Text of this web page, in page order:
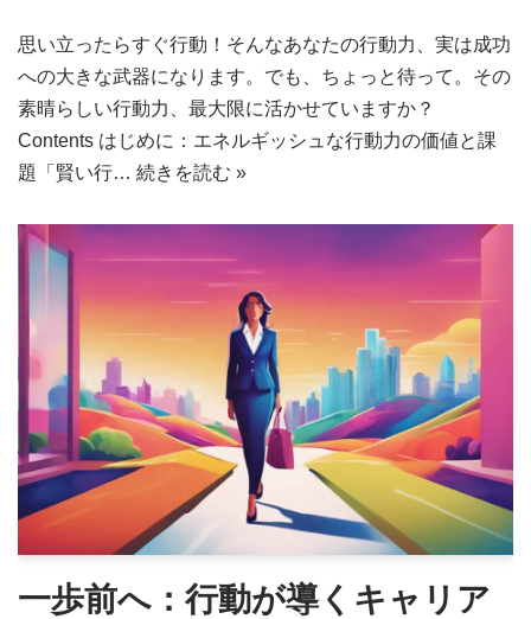
思い立ったらすぐ行動！そんなあなたの行動力、実は成功
への大きな武器になります。でも、ちょっと待って。その
素晴らしい行動力、最大限に活かせていますか？
Contents はじめに：エネルギッシュな行動力の価値と課
題「賢い行… 続きを読む »
一歩前へ：行動が導くキャリア